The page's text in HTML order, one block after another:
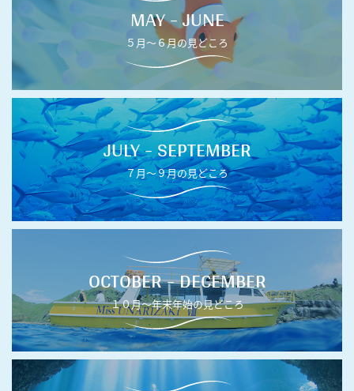
MAY - JUNE
５月〜６月の見どころ
JULY - SEPTEMBER
７月〜９月の見どころ
OCTOBER - DECEMBER
１０月〜年末年始の見どころ